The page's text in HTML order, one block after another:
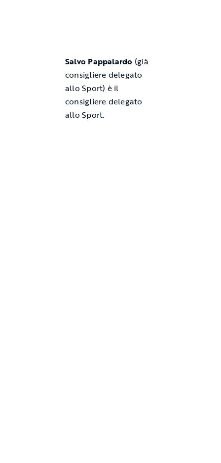
Salvo Pappalardo (già
consigliere delegato
allo Sport) è il
consigliere delegato
allo Sport.